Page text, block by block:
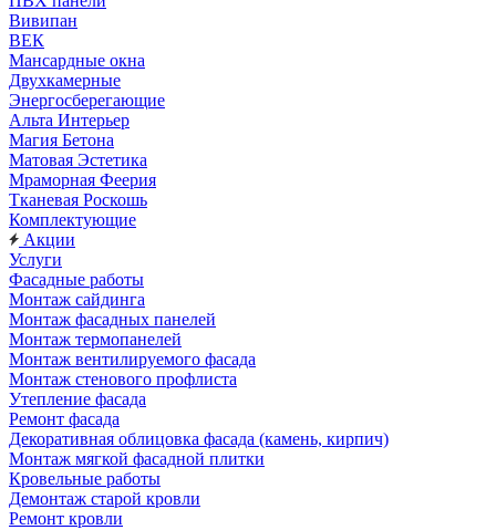
Вивипан
ВЕК
Мансардные окна
Двухкамерные
Энергосберегающие
Альта Интерьер
Магия Бетона
Матовая Эстетика
Мраморная Феерия
Тканевая Роскошь
Комплектующие
Акции
Услуги
Фасадные работы
Монтаж сайдинга
Монтаж фасадных панелей
Монтаж термопанелей
Монтаж вентилируемого фасада
Монтаж стенового профлиста
Утепление фасада
Ремонт фасада
Декоративная облицовка фасада (камень, кирпич)
Монтаж мягкой фасадной плитки
Кровельные работы
Демонтаж старой кровли
Ремонт кровли